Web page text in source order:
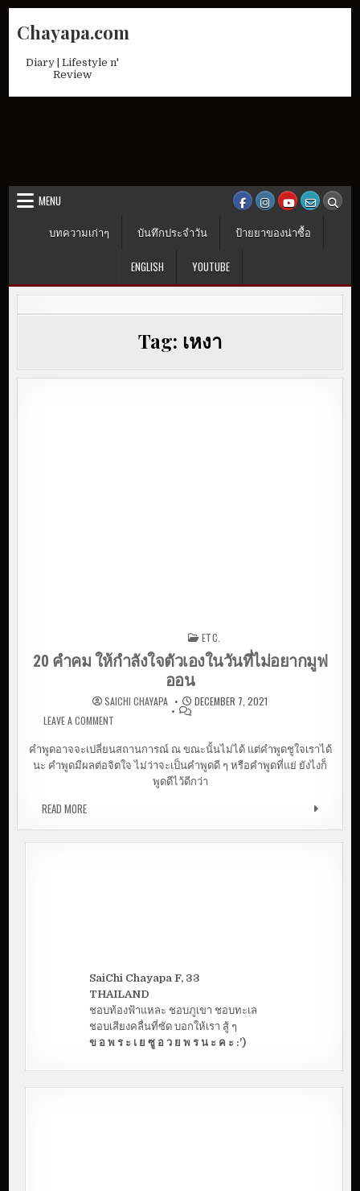
Chayapa.com
Diary | Lifestyle n'
Review
MENU
บทความเก่าๆ
บันทึกประจำวัน ป้ายยาของน่าซื้อ
ENGLISH YOUTUBE
Tag: เหงา
ETC.
20 คำคม ให้กำลังใจตัวเองในวันที่ไม่อยากมูฟ
ออน
SAICHI CHAYAPA
DECEMBER 7, 2021
LEAVE A COMMENT ON 20 คำคม ให้กำลังใจตัวเองในวันที่ไม่อยากมูฟ
คำพูดอาจจะเปลี่ยนสถานการณ์ ณ ขณะนั้นไม่ได้ แต่คำพูดชูใจเราได้
นะ คำพูดมีผลต่อจิตใจ ไม่ว่าจะเป็นคำพูดดี ๆ หรือคำพูดที่แย่ ยังไงก็
พูดดีไว้ดีกว่า
READ MORE20 คำคม ให้กำลังใจตัวเองในวันที่ไม่อยากมูฟออน
SaiChi Chayapa F, 33
THAILAND
ชอบท้องฟ้าแหละ ชอบภูเขา ชอบทะเล
ชอบเสียงคลื่นที่ซัด บอกให้เรา สู้ ๆ
ข อ พ ร ะ เ ย ซู อ ว ย พ ร น ะ ค ะ :')